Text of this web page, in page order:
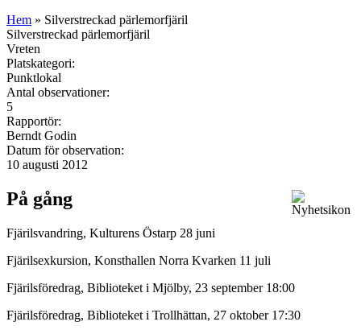
Hem » Silverstreckad pärlemorfjäril
Silverstreckad pärlemorfjäril
Vreten
Platskategori:
Punktlokal
Antal observationer:
5
Rapportör:
Berndt Godin
Datum för observation:
10 augusti 2012
På gång
Fjärilsvandring, Kulturens Östarp 28 juni
Fjärilsexkursion, Konsthallen Norra Kvarken 11 juli
Fjärilsföredrag, Biblioteket i Mjölby, 23 september 18:00
Fjärilsföredrag, Biblioteket i Trollhättan, 27 oktober 17:30